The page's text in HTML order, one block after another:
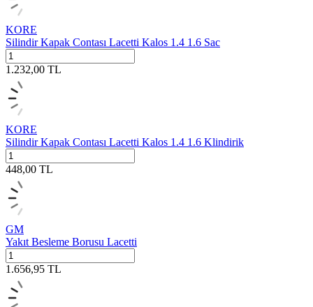
KORE
Silindir Kapak Contası Lacetti Kalos 1.4 1.6 Sac
1.232,00 TL
KORE
Silindir Kapak Contası Lacetti Kalos 1.4 1.6 Klindirik
448,00 TL
GM
Yakıt Besleme Borusu Lacetti
1.656,95 TL